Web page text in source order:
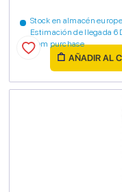
Stock en almacén
Estimación de llegada 6
from purchase
AÑADIR AL